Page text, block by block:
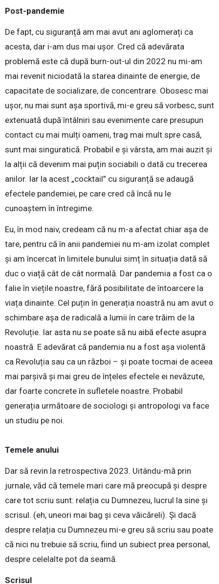
Post-pandemie
De fapt, cu siguranță am mai avut ani aglomerați ca
acesta, dar i-am dus mai ușor. Cred că adevărata
problemă este că după burn-out-ul din 2022 nu mi-am
mai revenit niciodată la starea dinainte de energie, de
capacitate de socializare, de concentrare. Obosesc mai
ușor, nu mai sunt așa sportivă, mi-e greu să vorbesc, sunt
extenuată după întâlniri sau evenimente care presupun
contact cu mai mulți oameni, trag mai mult spre casă,
sunt mai singuratică. Probabil e și vârsta, am mai auzit și
la alții că devenim mai puțin sociabili o dată cu trecerea
anilor. Iar la acest „cocktail” cu siguranță se adaugă
efectele pandemiei, pe care cred că încă nu le
cunoaștem în întregime.
Eu, în mod naiv, credeam că nu m-a afectat chiar așa de
tare, pentru că în anii pandemiei nu m-am izolat complet
și am încercat în limitele bunului simț în situația dată să
duc o viață cât de cât normală. Dar pandemia a fost ca o
falie în viețile noastre, fără posibilitate de întoarcere la
viața dinainte. Cel puțin în generația noastră nu am avut o
schimbare așa de radicală a lumii în care trăim de la
Revoluție. Iar asta nu se poate să nu aibă efecte asupra
noastră. E adevărat că pandemia nu a fost așa violentă
ca Revoluția sau ca un război – și poate tocmai de aceea
mai parșivă și mai greu de înțeles efectele ei nevăzute,
dar foarte concrete în sufletele noastre. Probabil
generația următoare de sociologi și antropologi va face
un studiu pe noi.
Temele anului
Dar să revin la retrospectiva 2023. Uitându-mă prin
jurnale, văd că temele mari care mă preocupă și despre
care tot scriu sunt: relația cu Dumnezeu, lucrul la sine și
scrisul. (eh, uneori mai bag și ceva văicăreli). Și dacă
despre relația cu Dumnezeu mi-e greu să scriu sau poate
că nici nu trebuie să scriu, fiind un subiect prea personal,
despre celelalte pot da seamă.
Scrisul